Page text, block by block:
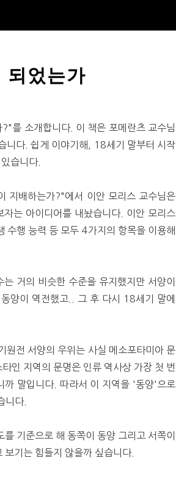
되었는가
를 소개합니다. 이 책은 포메란츠 교수님
다. 쉽게 이야기해, 18세기 말부터 시작
습니다.
지배하는가?"에서 이안 모리스 교수님은
는 아이디어를 내놨습니다. 이안 모리스
행 능력 등 모두 4가지의 항목을 이용해
거의 비슷한 수준을 유지했지만 서양이
양이 역전했고.. 그 후 다시 18세기 말에
원전 서양의 우위는 사실 메소포타미아 문
인 지역의 문명은 인류 역사상 가장 첫 번
말입니다. 따라서 이 지역을 '동양'으로
니다.
기준으로 해 동쪽이 동양 그리고 서쪽이
기는 힘들지 않을까 싶습니다.